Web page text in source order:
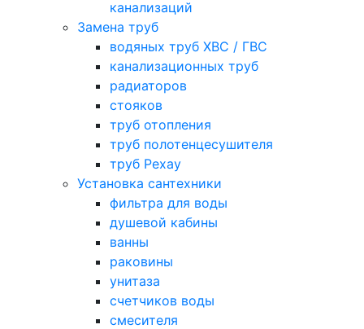
канализаций
Замена труб
водяных труб ХВС / ГВС
канализационных труб
радиаторов
стояков
труб отопления
труб полотенцесушителя
труб Рехау
Установка сантехники
фильтра для воды
душевой кабины
ванны
раковины
унитаза
счетчиков воды
смесителя